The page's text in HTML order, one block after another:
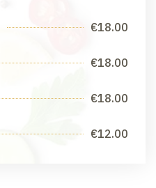
€18.00
€18.00
€18.00
€12.00